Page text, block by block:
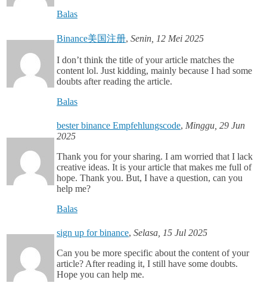
Balas
Binance美国注册, Senin, 12 Mei 2025
I don’t think the title of your article matches the
content lol. Just kidding, mainly because I had some
doubts after reading the article.
Balas
bester binance Empfehlungscode, Minggu, 29 Jun
2025
Thank you for your sharing. I am worried that I lack
creative ideas. It is your article that makes me full of
hope. Thank you. But, I have a question, can you
help me?
Balas
sign up for binance, Selasa, 15 Jul 2025
Can you be more specific about the content of your
article? After reading it, I still have some doubts.
Hope you can help me.